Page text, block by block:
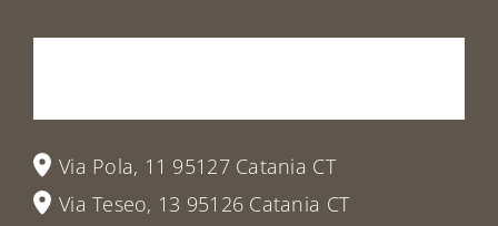
Via Pola, 11 95127 Catania CT
Via Teseo, 13 95126 Catania CT